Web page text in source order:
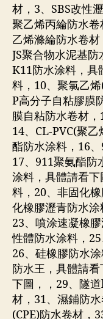
材，3、SBS改性
聚乙烯丙綸防水
乙烯滌綸防水卷材
JS聚合物水泥基防
K11防水涂料，具
料，10、聚氯乙
P高分子自粘膠膜
膜自粘防水卷材
14、CL-PVC(聚
酯防水涂料，16
17、911聚氨酯防
涂料，具體請看
料，20、非固化
化橡膠瀝青防水涂
23、噴涂速凝橡
性體防水涂料，
26、硅橡膠防水
防水王，具體請
下圖，，29、隧
材，31、濕鋪防
(CPE)防水卷材，